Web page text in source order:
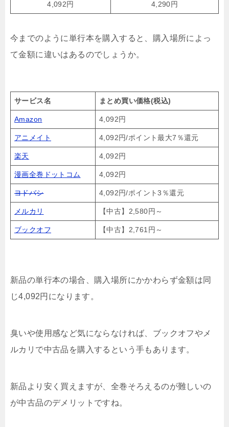
4,092円 4,290円
今までのように単行本を購入すると、購入場所によっ
て金額に違いはあるのでしょうか。
サービス名 まとめ買い価格(税込)
Amazon 4,092円
アニメイト 4,092円/ポイント最大7％還元
楽天 4,092円
漫画全巻ドットコム 4,092円
ヨドバシ 4,092円/ポイント3％還元
メルカリ 【中古】2,580円～
ブックオフ 【中古】2,761円～
新品の単行本の場合、購入場所にかかわらず金額は同
じ4,092円になります。
臭いや使用感など気にならなければ、ブックオフやメ
ルカリで中古品を購入するという手もあります。
新品より安く買えますが、全巻そろえるのが難しいの
が中古品のデメリットですね。